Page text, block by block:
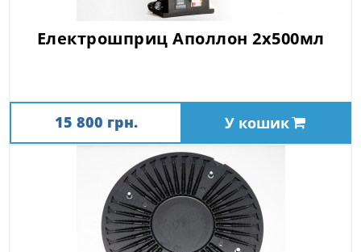
Електрошприц Аполлон 2х500мл
15 800 грн. У кошик